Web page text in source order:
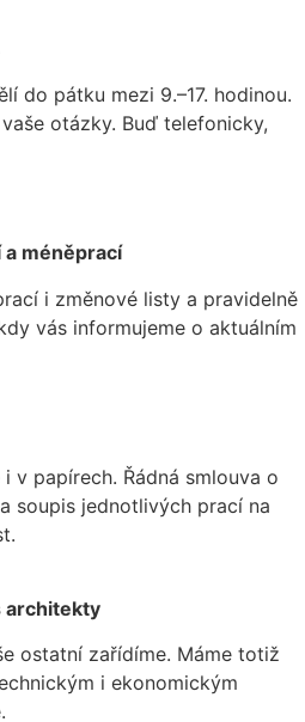
do pátku mezi 9.–17. hodinou.
otázky. Buď telefonicky,
a méněprací
i změnové listy a pravidelně
vás informujeme o aktuálním
v papírech. Řádná smlouva o
soupis jednotlivých prací na
architekty
ostatní zařídíme. Máme totiž
i ekonomickým